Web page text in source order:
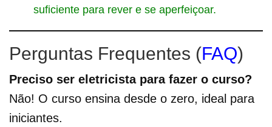
suficiente para rever e se aperfeiçoar.
Perguntas Frequentes (FAQ)
Preciso ser eletricista para fazer o curso?
Não! O curso ensina desde o zero, ideal para
iniciantes.